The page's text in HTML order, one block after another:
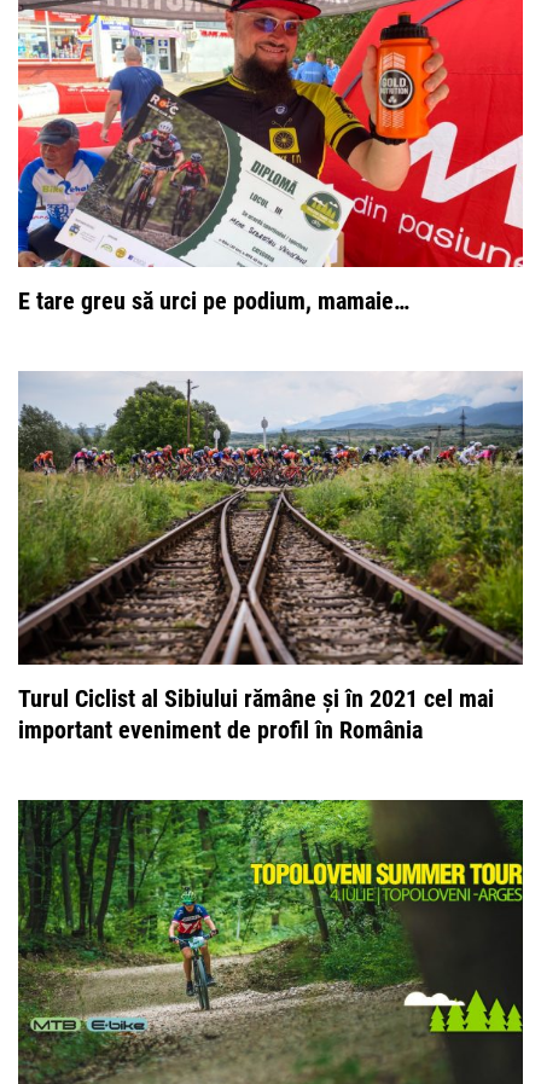
E tare greu să urci pe podium, mamaie…
Turul Ciclist al Sibiului rămâne și în 2021 cel mai
important eveniment de profil în România